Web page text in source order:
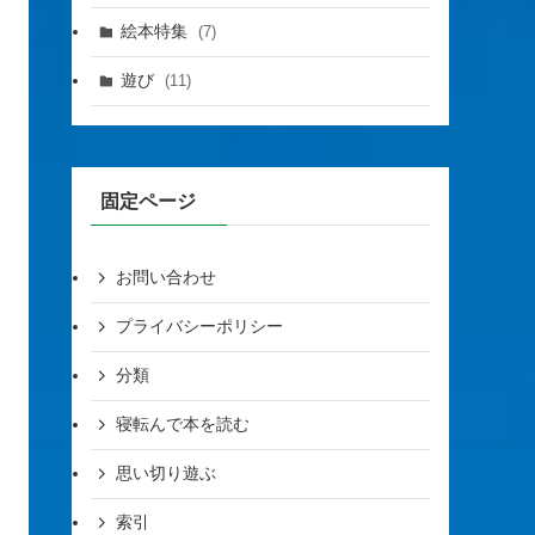
絵本特集 (7)
遊び (11)
固定ページ
お問い合わせ
プライバシーポリシー
分類
寝転んで本を読む
思い切り遊ぶ
索引